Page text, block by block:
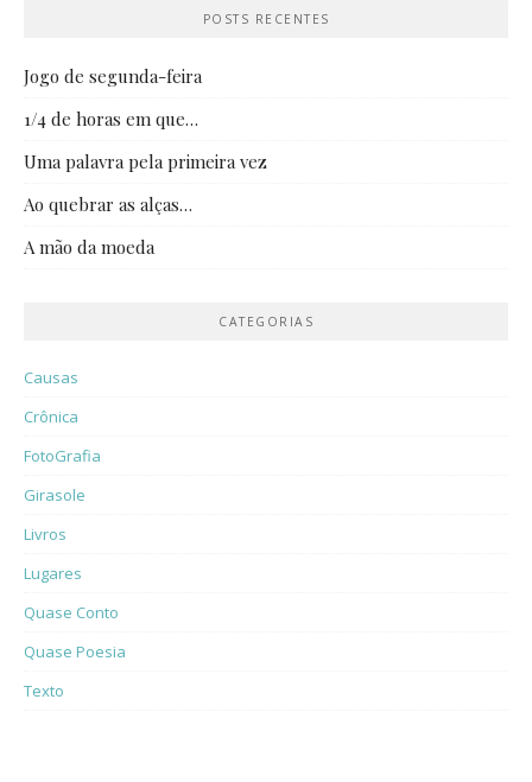
POSTS RECENTES
Jogo de segunda-feira
1/4 de horas em que…
Uma palavra pela primeira vez
Ao quebrar as alças…
A mão da moeda
CATEGORIAS
Causas
Crônica
FotoGrafia
Girasole
Livros
Lugares
Quase Conto
Quase Poesia
Texto